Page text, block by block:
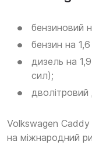
бензиновий
бензин на 1,6
дизель на 1,9
сил);
дволітровий
Volkswagen Caddy
на міжнародний